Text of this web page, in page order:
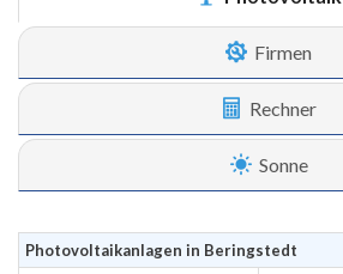
Firmen
Rechner
Sonne
Photovoltaikanlagen in Beringstedt